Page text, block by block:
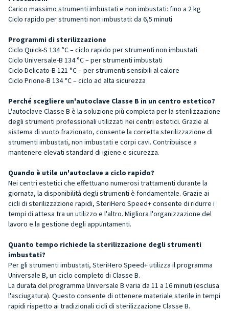
Carico massimo strumenti imbustati e non imbustati: fino a 2 kg
Ciclo rapido per strumenti non imbustati: da 6,5 minuti
Programmi di sterilizzazione
Ciclo Quick-S 134 °C – ciclo rapido per strumenti non imbustati
Ciclo Universale-B 134 °C – per strumenti imbustati
Ciclo Delicato-B 121 °C – per strumenti sensibili al calore
Ciclo Prione-B 134 °C – ciclo ad alta sicurezza
Perché scegliere un'autoclave Classe B in un centro estetico?
L'autoclave Classe B è la soluzione più completa per la sterilizzazione
degli strumenti professionali utilizzati nei centri estetici. Grazie al
sistema di vuoto frazionato, consente la corretta sterilizzazione di
strumenti imbustati, non imbustati e corpi cavi. Contribuisce a
mantenere elevati standard di igiene e sicurezza.
Quando è utile un'autoclave a ciclo rapido?
Nei centri estetici che effettuano numerosi trattamenti durante la
giornata, la disponibilità degli strumenti è fondamentale. Grazie ai
cicli di sterilizzazione rapidi, SteriHero Speed+ consente di ridurre i
tempi di attesa tra un utilizzo e l'altro. Migliora l'organizzazione del
lavoro e la gestione degli appuntamenti.
Quanto tempo richiede la sterilizzazione degli strumenti
imbustati?
Per gli strumenti imbustati, SteriHero Speed+ utilizza il programma
Universale B, un ciclo completo di Classe B.
La durata del programma Universale B varia da 11 a 16 minuti (esclusa
l'asciugatura). Questo consente di ottenere materiale sterile in tempi
rapidi rispetto ai tradizionali cicli di sterilizzazione Classe B.